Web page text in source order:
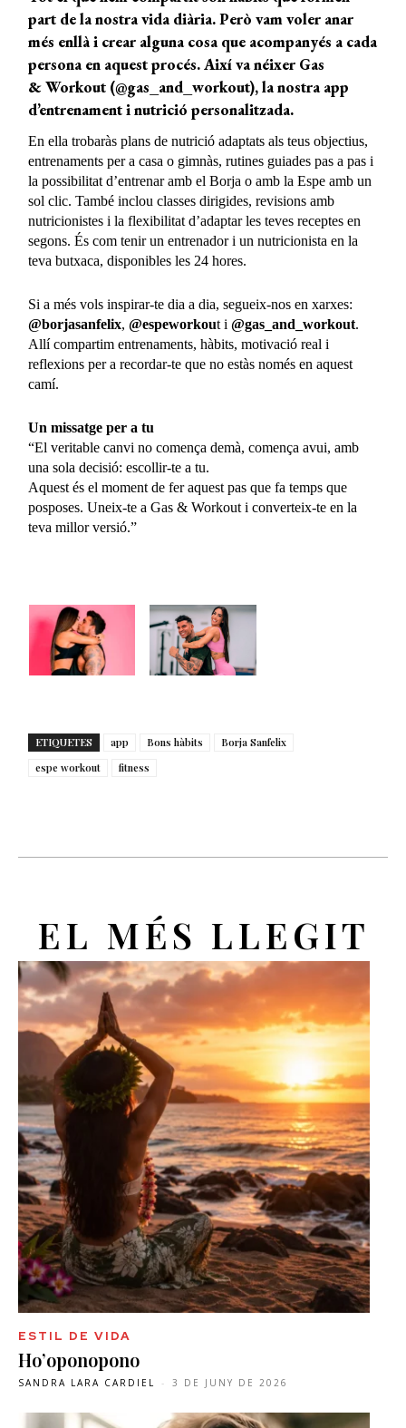
part de la nostra vida diària. Però vam voler anar
més enllà i crear alguna cosa que acompanyés a cada
persona en aquest procés. Així va néixer Gas
& Workout (@gas_and_workout), la nostra app
d’entrenament i nutrició personalitzada.
En ella trobaràs plans de nutrició adaptats als teus objectius,
entrenaments per a casa o gimnàs, rutines guiades pas a pas i
la possibilitat d’entrenar amb el Borja o amb la Espe amb un
sol clic. També inclou classes dirigides, revisions amb
nutricionistes i la flexibilitat d’adaptar les teves receptes en
segons. És com tenir un entrenador i un nutricionista en la
teva butxaca, disponibles les 24 hores.
Si a més vols inspirar-te dia a dia, segueix-nos en xarxes:
@borjasanfelix,@espeworkout i@gas_and_workout.
Allí compartim entrenaments, hàbits, motivació real i
reflexions per a recordar-te que no estàs només en aquest
camí.
Un missatge per a tu
“El veritable canvi no comença demà, comença avui, amb
una sola decisió: escollir-te a tu.
Aquest és el moment de fer aquest pas que fa temps que
posposes. Uneix-te a Gas & Workout i converteix-te en la
teva millor versió.”
ETIQUETES app Bons hàbits
Borja Sanfelix
espe workout
fitness
EL MÉS LLEGIT
ESTIL DE VIDA
Ho’oponopono
SANDRA LARA CARDIEL - 3 DE JUNY DE 2026